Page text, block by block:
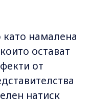
намалена
остават
от
натиск